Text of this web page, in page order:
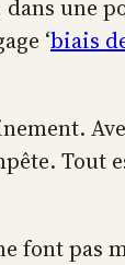
une
‘biais
Tout
font pas